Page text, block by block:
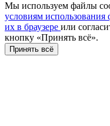
Мы используем файлы
условиям использования
их в браузере или
кнопку «Принять всё».
Принять всё